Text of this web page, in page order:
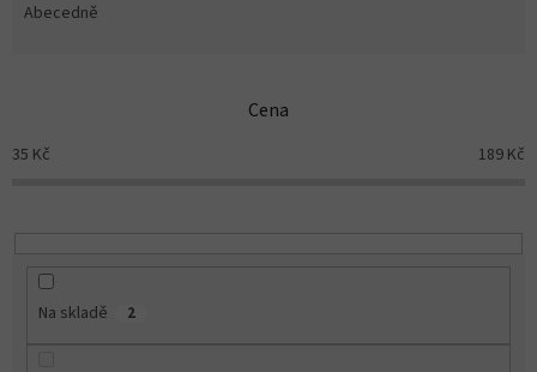
o
Abecedně
Cena
35 Kč 189 Kč
Na skladě 2